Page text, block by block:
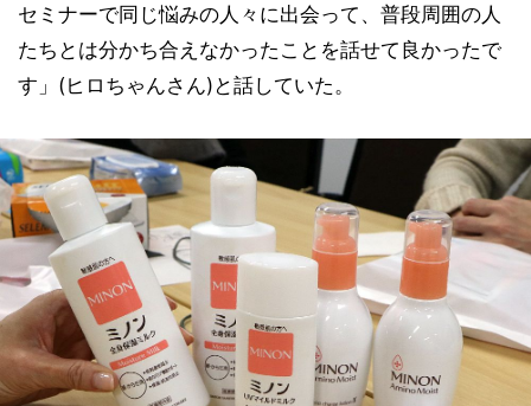
セミナーで同じ悩みの人々に出会って、普段周囲の人
たちとは分かち合えなかったことを話せて良かったで
す」(ヒロちゃんさん)と話していた。